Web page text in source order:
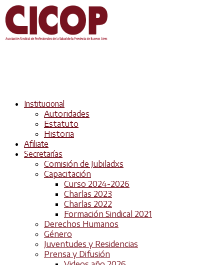
Institucional
Autoridades
Estatuto
Historia
Afiliate
Secretarías
Comisión de Jubiladxs
Capacitación
Curso 2024-2026
Charlas 2023
Charlas 2022
Formación Sindical 2021
Derechos Humanos
Género
Juventudes y Residencias
Prensa y Difusión